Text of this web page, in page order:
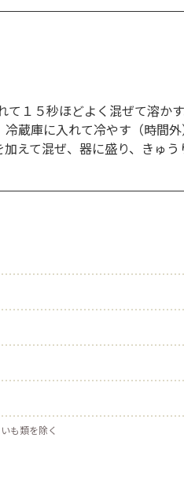
て１５秒ほどよく混ぜて溶か
蔵庫に入れて冷やす（時間外
えて混ぜ、器に盛り、きゅう
も類を除く